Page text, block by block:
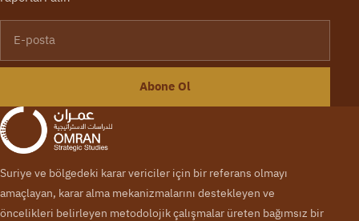
Abone Ol
Suriye ve bölgedeki karar vericiler için bir referans olmayı
amaçlayan, karar alma mekanizmalarını destekleyen ve
öncelikleri belirleyen metodolojik çalışmalar üreten bağımsız bir